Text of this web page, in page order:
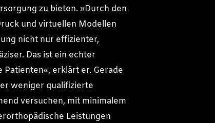
zu bieten. »Durch den
und virtuellen Modellen
nicht nur effizienter,
Das ist ein echter
erklärt er. Gerade
weniger qualifizierte
versuchen, mit minimalem
Leistungen